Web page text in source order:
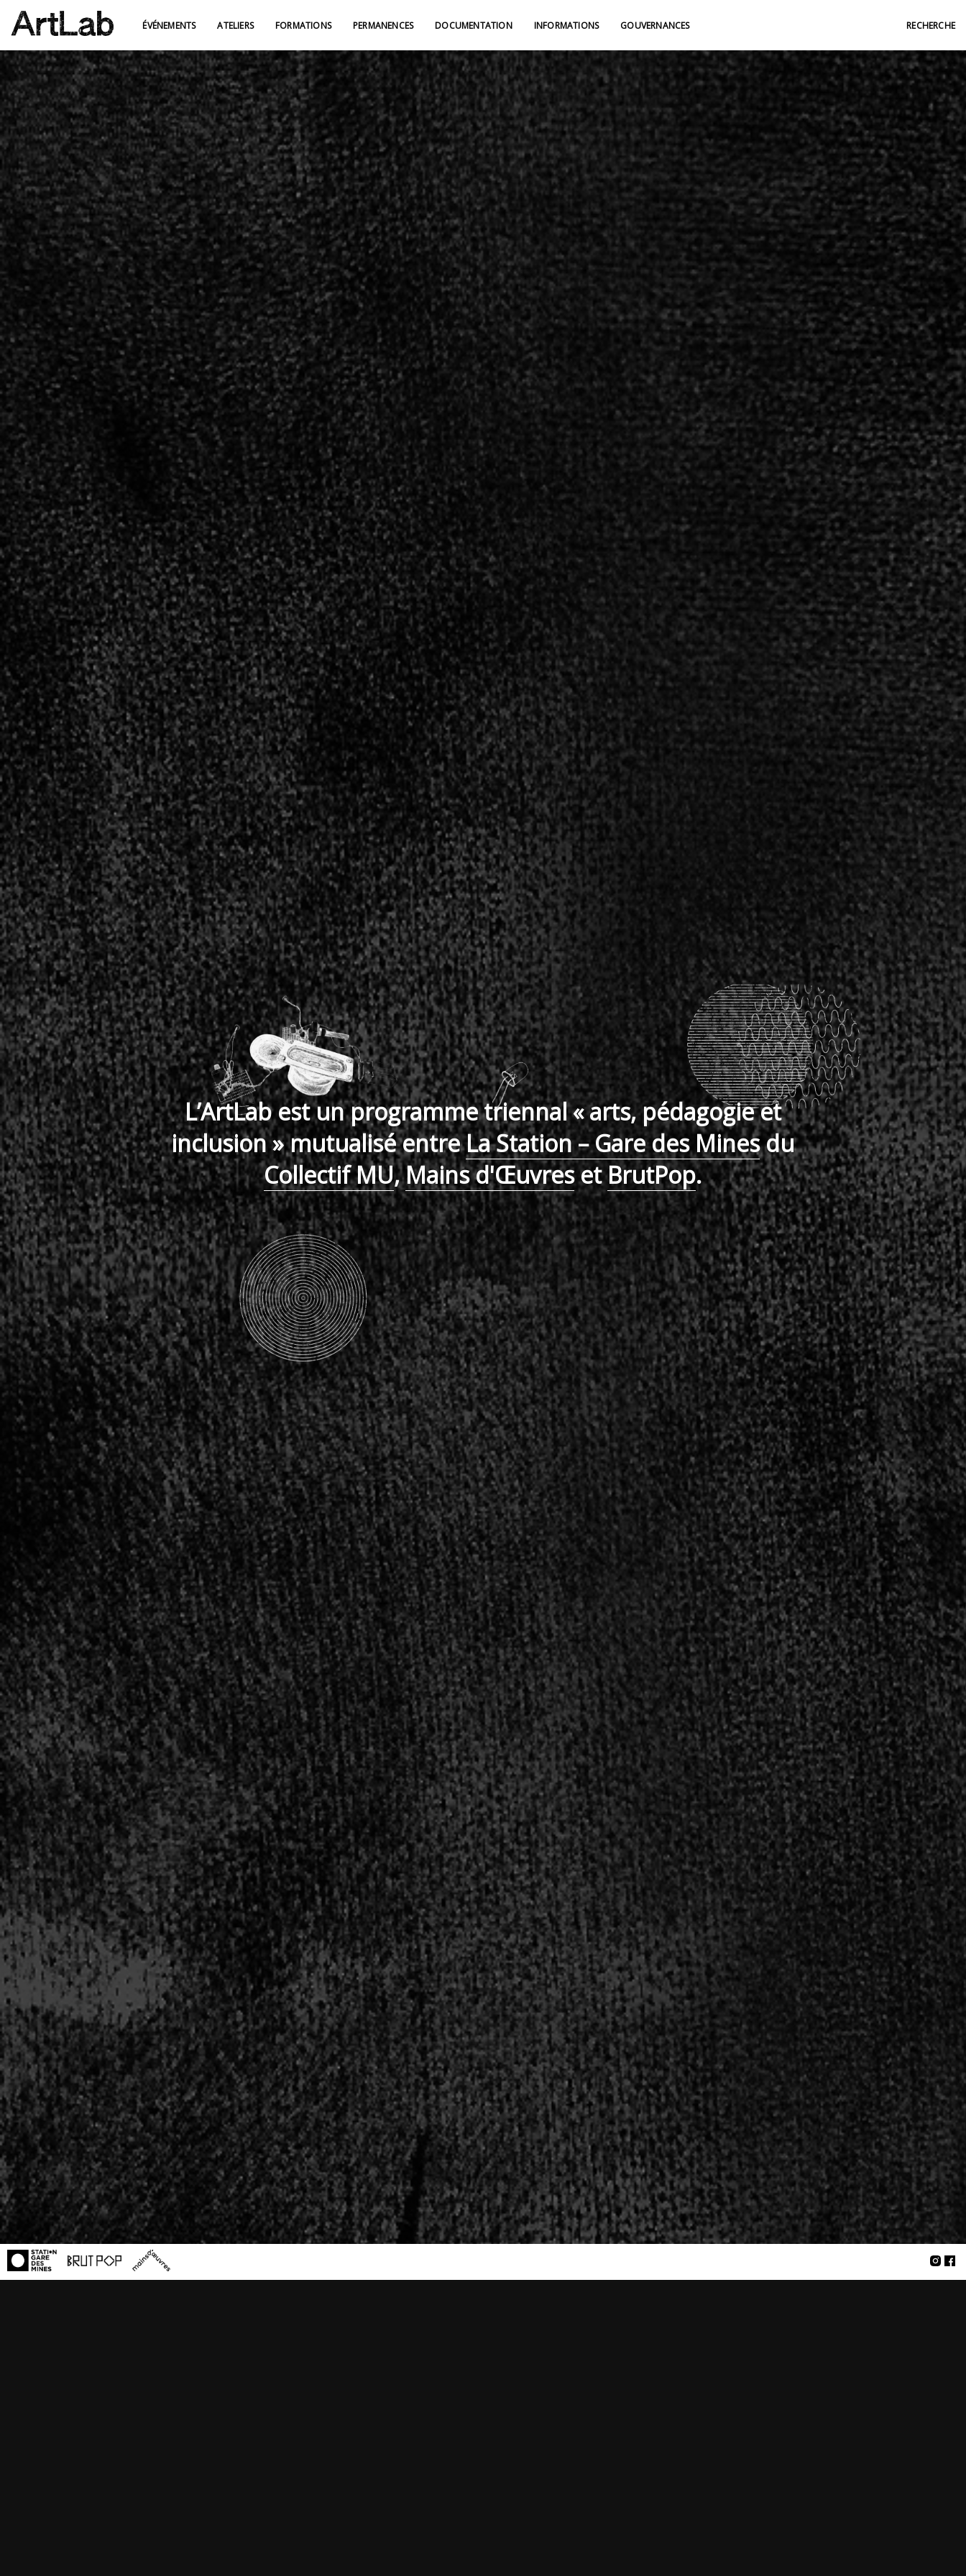
ÉVÉNEMENTS ATELIERS FORMATIONS PERMANENCES DOCUMENTATION INFORMATIONS GOUVERNANCES RECHERCHE
L’ArtLab est un programme triennal « arts, pédagogie et
inclusion » mutualisé entreLa Station – Gare des Minesdu
Collectif MU,Mains d'ŒuvresetBrutPop.